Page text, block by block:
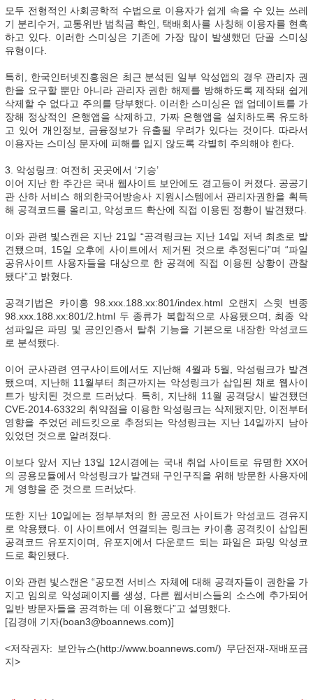
모두 전형적인 사회공학적 수법으로 이용자가 쉽게 속을 수 있는 쓰레
기 분리수거, 교통위반 범칙금 확인, 택배회사를 사칭해 이용자를 현혹
하고 있다. 이러한 스미싱은 기존에 가장 많이 발생했던 단골 스미싱
유형이다.
특히, 한국인터넷진흥원은 최근 분석된 일부 악성앱의 경우 관리자 권
한을 요구할 뿐만 아니라 관리자 권한 해제를 방해하도록 제작돼 쉽게
삭제할 수 없다고 주의를 당부했다. 이러한 스미싱은 앱 업데이트를 가
장해 정상적인 은행앱을 삭제하고, 가짜 은행앱을 설치하도록 유도하
고 있어 개인정보, 금융정보가 유출될 우려가 있다는 것이다. 따라서
이용자는 스미싱 문자에 피해를 입지 않도록 각별히 주의해야 한다.
3. 악성링크: 여전히 곳곳에서 ‘기승’
이어 지난 한 주간은 국내 웹사이트 보안에도 경고등이 커졌다. 공공기
관 산하 서비스 해외한국어방송사 지원시스템에서 관리자권한을 획득
해 공격코드를 올리고, 악성코드 확산에 직접 이용된 정황이 발견됐다.
이와 관련 빛스캔은 지난 21일 “공격링크는 지난 14일 저녁 최초로 발
견됐으며, 15일 오후에 사이트에서 제거된 것으로 추정된다”며 “파일
공유사이트 사용자들을 대상으로 한 공격에 직접 이용된 상황이 관찰
됐다”고 밝혔다.
공격기법은 카이홍 98.xxx.188.xx:801/index.html 오랜지 스윗 변종
98.xxx.188.xx:801/2.html 두 종류가 복합적으로 사용됐으며, 최종 악
성파일은 파밍 및 공인인증서 탈취 기능을 기본으로 내장한 악성코드
로 분석됐다.
이어 군사관련 연구사이트에서도 지난해 4월과 5월, 악성링크가 발견
됐으며, 지난해 11월부터 최근까지는 악성링크가 삽입된 채로 웹사이
트가 방치된 것으로 드러났다. 특히, 지난해 11월 공격당시 발견됐던
CVE-2014-6332의 취약점을 이용한 악성링크는 삭제됐지만, 이전부터
영향을 주었던 레드킷으로 추정되는 악성링크는 지난 14일까지 남아
있었던 것으로 알려졌다.
이보다 앞서 지난 13일 12시경에는 국내 취업 사이트로 유명한 XX어
의 공용모듈에서 악성링크가 발견돼 구인구직을 위해 방문한 사용자에
게 영향을 준 것으로 드러났다.
또한 지난 10일에는 정부부처의 한 공모전 사이트가 악성코드 경유지
로 악용됐다. 이 사이트에서 연결되는 링크는 카이홍 공격킷이 삽입된
공격코드 유포지이며, 유포지에서 다운로드 되는 파일은 파밍 악성코
드로 확인됐다.
이와 관련 빛스캔은 “공모전 서비스 자체에 대해 공격자들이 권한을 가
지고 임의로 악성페이지를 생성, 다른 웹서비스들의 소스에 추가되어
일반 방문자들을 공격하는 데 이용했다”고 설명했다.
[김경애 기자(boan3@boannews.com)]
<저작권자: 보안뉴스(http://www.boannews.com/) 무단전재-재배포금
지>